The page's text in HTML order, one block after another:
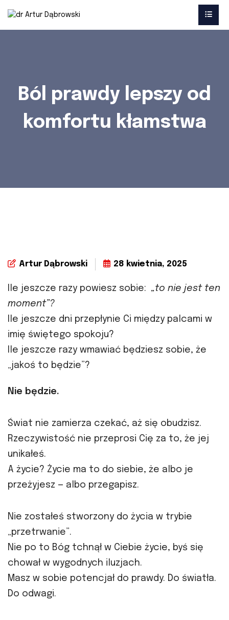
Ból prawdy lepszy od
komfortu kłamstwa
Artur Dąbrowski 28 kwietnia, 2025
Ile jeszcze razy powiesz sobie:
„to nie jest ten
moment”?
Ile jeszcze dni przepłynie Ci między palcami w
imię świętego spokoju?
Ile jeszcze razy wmawiać będziesz sobie, że
„jakoś to będzie”?
Nie będzie.
Świat nie zamierza czekać, aż się obudzisz.
Rzeczywistość nie przeprosi Cię za to, że jej
unikałeś.
A życie? Życie ma to do siebie, że albo je
przeżyjesz — albo przegapisz.
Nie zostałeś stworzony do życia w trybie
„przetrwanie”.
Nie po to Bóg tchnął w Ciebie życie, byś się
chował w wygodnych iluzjach.
Masz w sobie potencjał do prawdy. Do światła.
Do odwagi.